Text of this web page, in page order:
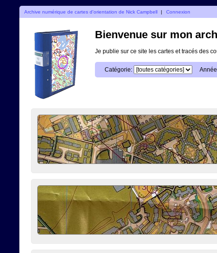
Archive numérique de cartes d'orientation de Nick Campbell | Connexion
Bienvenue sur mon
Je publie sur ce site les cartes et tracés des
Catégorie: